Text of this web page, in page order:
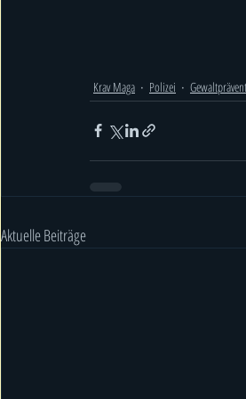
Krav Maga Polizei
Aktuelle Beiträge